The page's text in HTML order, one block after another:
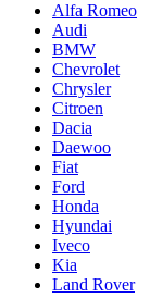
Alfa Romeo
Audi
BMW
Chevrolet
Chrysler
Citroen
Dacia
Daewoo
Fiat
Ford
Honda
Hyundai
Iveco
Kia
Land Rover